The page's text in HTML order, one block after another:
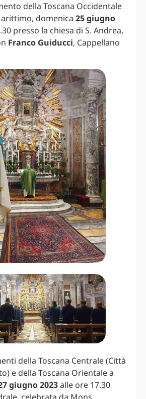
della Toscana Occidentale
domenica 25 giugno
presso la chiesa di S. Andrea,
Franco Guiducci, Cappellano
della Toscana Centrale (Città
e della Toscana Orientale a
giugno 2023alle ore 17.30